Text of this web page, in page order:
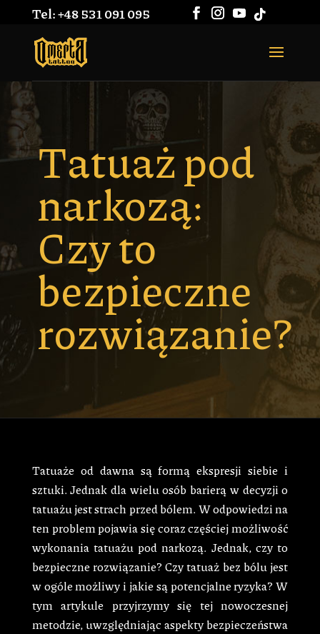
Tel: +48 531 091 095
Tatuaż pod
narkozą:
Czy to
bezpieczne
rozwiązanie?
Tatuaże od dawna są formą ekspresji siebie i
sztuki. Jednak dla wielu osób barierą w decyzji o
tatuażu jest strach przed bólem. W odpowiedzi na
ten problem pojawia się coraz częściej możliwość
wykonania tatuażu pod narkozą. Jednak, czy to
bezpieczne rozwiązanie? Czy tatuaż bez bólu jest
w ogóle możliwy i jakie są potencjalne ryzyka? W
tym artykule przyjrzymy się tej nowoczesnej
metodzie, uwzględniając aspekty bezpieczeństwa